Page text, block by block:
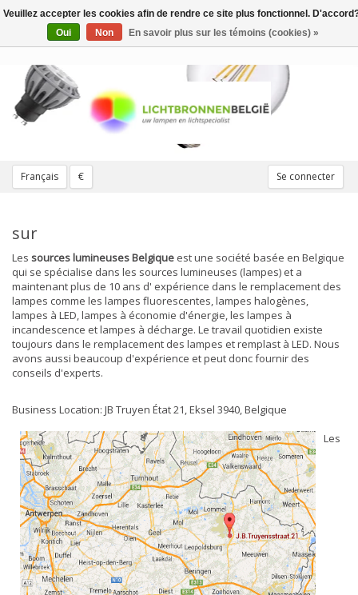
Français € Se connecter
Toggle
navigation
sur
Les sources lumineuses Belgique est une société basée en Belgique
qui se spécialise dans les sources lumineuses (lampes) et a
maintenant plus de 10 ans d' expérience dans le remplacement des
lampes comme les lampes fluorescentes, lampes halogènes,
lampes à LED, lampes à économie d'énergie, les lampes à
incandescence et lampes à décharge. Le travail quotidien existe
toujours dans le remplacement des lampes et remplast à LED. Nous
avons aussi beaucoup d'expérience et peut donc fournir des
conseils d'experts.
Business Location: JB Truyen État 21, Eksel 3940, Belgique
Les
Veuillez accepter les cookies afin de rendre ce site plus fonctionnel.
Oui
Non En savoir plus sur les témoins (cookies) »